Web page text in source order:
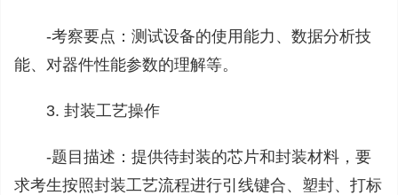
-‌考察要点‌：‌测试设备的使用能力、‌数据分析技
能、‌对器件性能参数的理解等。‌
3. 封装工艺操作
-‌题目描述‌：‌提供待封装的芯片和封装材料，‌要
求考生按照封装工艺流程进行引线键合、‌塑封、‌打标